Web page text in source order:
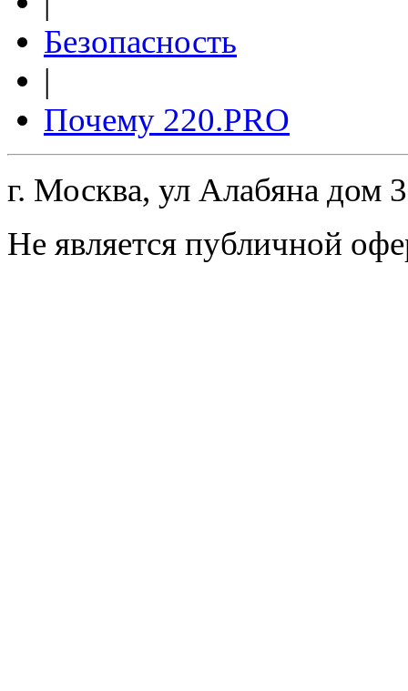
Безопасность
|
Почему 220.PRO
г. Москва, ул Алабяна дом
Не является публичной